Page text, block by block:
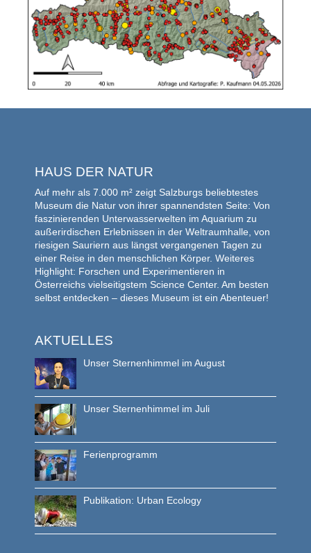
HAUS DER NATUR
Auf mehr als 7.000 m² zeigt Salzburgs beliebtestes
Museum die Natur von ihrer spannendsten Seite: Von
faszinierenden Unterwasserwelten im Aquarium zu
außerirdischen Erlebnissen in der Weltraumhalle, von
riesigen Sauriern aus längst vergangenen Tagen zu
einer Reise in den menschlichen Körper. Weiteres
Highlight: Forschen und Experimentieren in
Österreichs vielseitigstem Science Center. Am besten
selbst entdecken – dieses Museum ist ein Abenteuer!
AKTUELLES
Unser Sternenhimmel im August
Unser Sternenhimmel im Juli
Ferienprogramm
Publikation: Urban Ecology